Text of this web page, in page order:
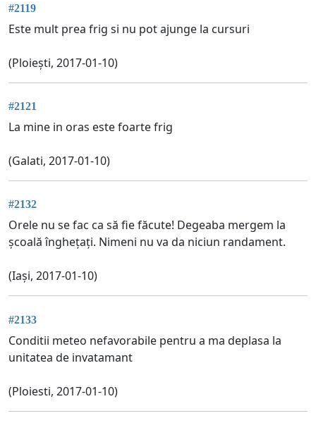
#2119
Este mult prea frig si nu pot ajunge la cursuri
(Ploiești, 2017-01-10)
#2121
La mine in oras este foarte frig
(Galati, 2017-01-10)
#2132
Orele nu se fac ca să fie făcute! Degeaba mergem la
școală înghețați. Nimeni nu va da niciun randament.
(Iași, 2017-01-10)
#2133
Conditii meteo nefavorabile pentru a ma deplasa la
unitatea de invatamant
(Ploiesti, 2017-01-10)